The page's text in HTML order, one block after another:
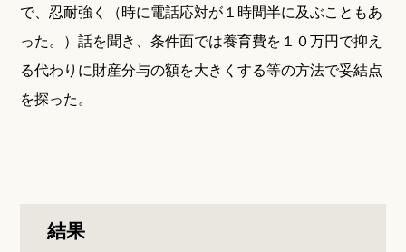
で、忍耐強く（時に電話応対が１時間半に及ぶこともあ
った。）話を聞き、条件面では養育費を１０万円で抑え
る代わりに財産分与の額を大きくする等の方法で妥結点
を探った。
結果